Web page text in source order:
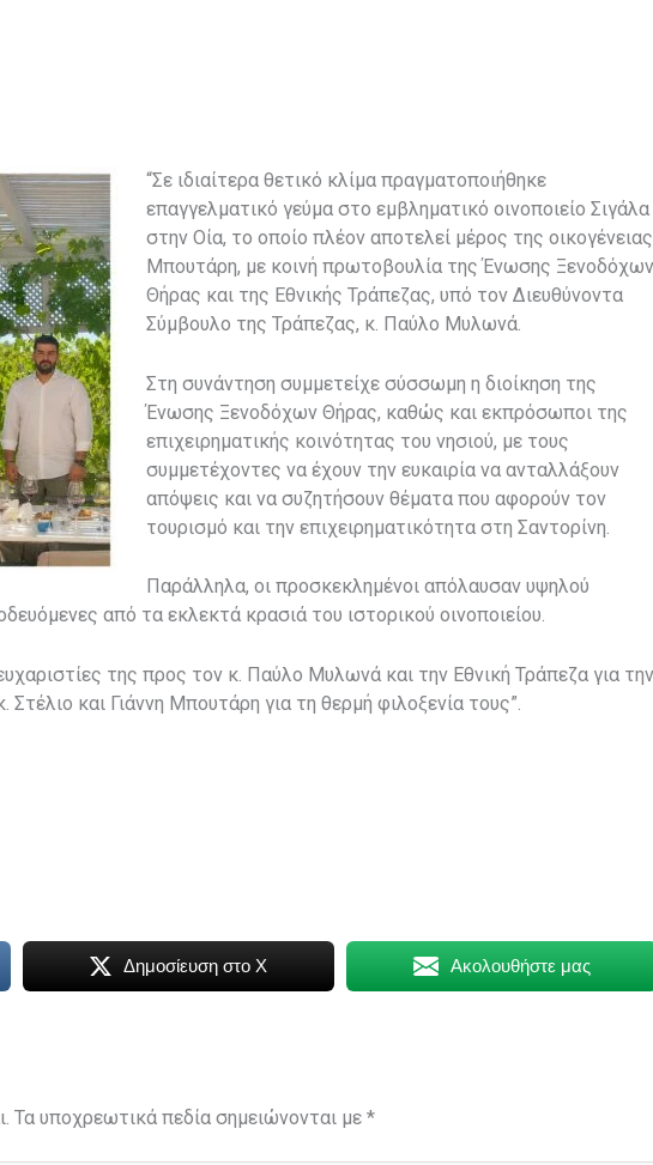
“Σε ιδιαίτερα θετικό κλίμα πραγματοποιήθηκε
επαγγελματικό γεύμα στο εμβληματικό οινοποιείο Σιγάλα
στην Οία, το οποίο πλέον αποτελεί μέρος της οικογένειας
Μπουτάρη, με κοινή πρωτοβουλία της Ένωσης Ξενοδόχων
Θήρας και της Εθνικής Τράπεζας, υπό τον Διευθύνοντα
Σύμβουλο της Τράπεζας, κ. Παύλο Μυλωνά.
Στη συνάντηση συμμετείχε σύσσωμη η διοίκηση της
Ένωσης Ξενοδόχων Θήρας, καθώς και εκπρόσωποι της
επιχειρηματικής κοινότητας του νησιού, με τους
συμμετέχοντες να έχουν την ευκαιρία να ανταλλάξουν
απόψεις και να συζητήσουν θέματα που αφορούν τον
τουρισμό και την επιχειρηματικότητα στη Σαντορίνη.
Παράλληλα, οι προσκεκλημένοι απόλαυσαν υψηλού
από τα εκλεκτά κρασιά του ιστορικού οινοποιείου.
της προς τον κ. Παύλο Μυλωνά και την Εθνική Τράπεζα για την
και Γιάννη Μπουτάρη για τη θερμή φιλοξενία τους”.
Δημοσίευση στο X Ακολουθήστε μας
Τα υποχρεωτικά πεδία σημειώνονται με *